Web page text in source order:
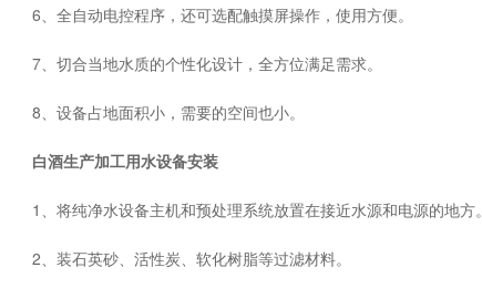
6、全自动电控程序，还可选配触摸屏操作，使用方便。
7、切合当地水质的个性化设计，全方位满足需求。
8、设备占地面积小，需要的空间也小。
白酒生产加工用水设备安装
1、将纯净水设备主机和预处理系统放置在接近水源和电源的地方。
2、装石英砂、活性炭、软化树脂等过滤材料。